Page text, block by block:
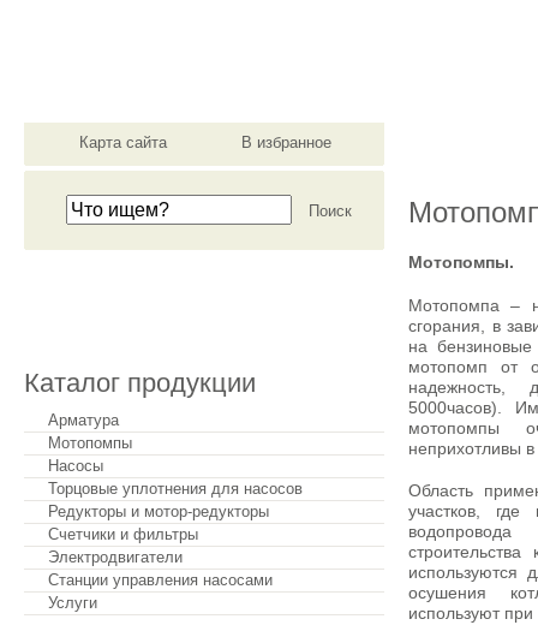
Карта сайта В избранное
Мотопомпы.
Мотопомпа –
сгорания, в
на
мотопомп от
надежность,
5000часов).
мотопомпы
неприхотливы
Область
участков,
используются
осушения
используют
Каталог продукции
Арматура
Мотопомпы
Насосы
Торцовые уплотнения для насосов
Редукторы и мотор-редукторы
Счетчики и фильтры
Электродвигатели
Станции управления насосами
Услуги